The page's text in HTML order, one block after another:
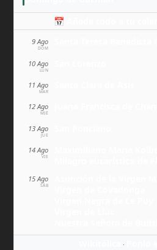
📅 Añade todo a tu
9 Ago
DOM
10 Ago
LUN
11 Ago
MAR
12 Ago
MIÉ
13 Ago
JUE
14 Ago
VIE
15 Ago
SÁB
·